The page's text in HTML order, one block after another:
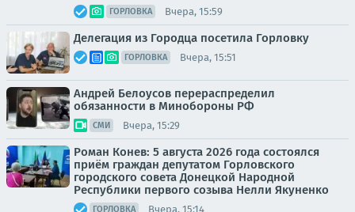
ГОРЛОВКА Вчера, 15:59
Делегация из Городца посетила Горловку
ГОРЛОВКА Вчера, 15:51
Андрей Белоусов перераспределил
обязанности в Минобороны РФ
СМИ Вчера, 15:29
Роман Конев: 5 августа 2026 года состоялся
приём граждан депутатом Горловского
городского совета Донецкой Народной
Республики первого созыва Нелли Якуненко
ГОРЛОВКА Вчера, 15:14